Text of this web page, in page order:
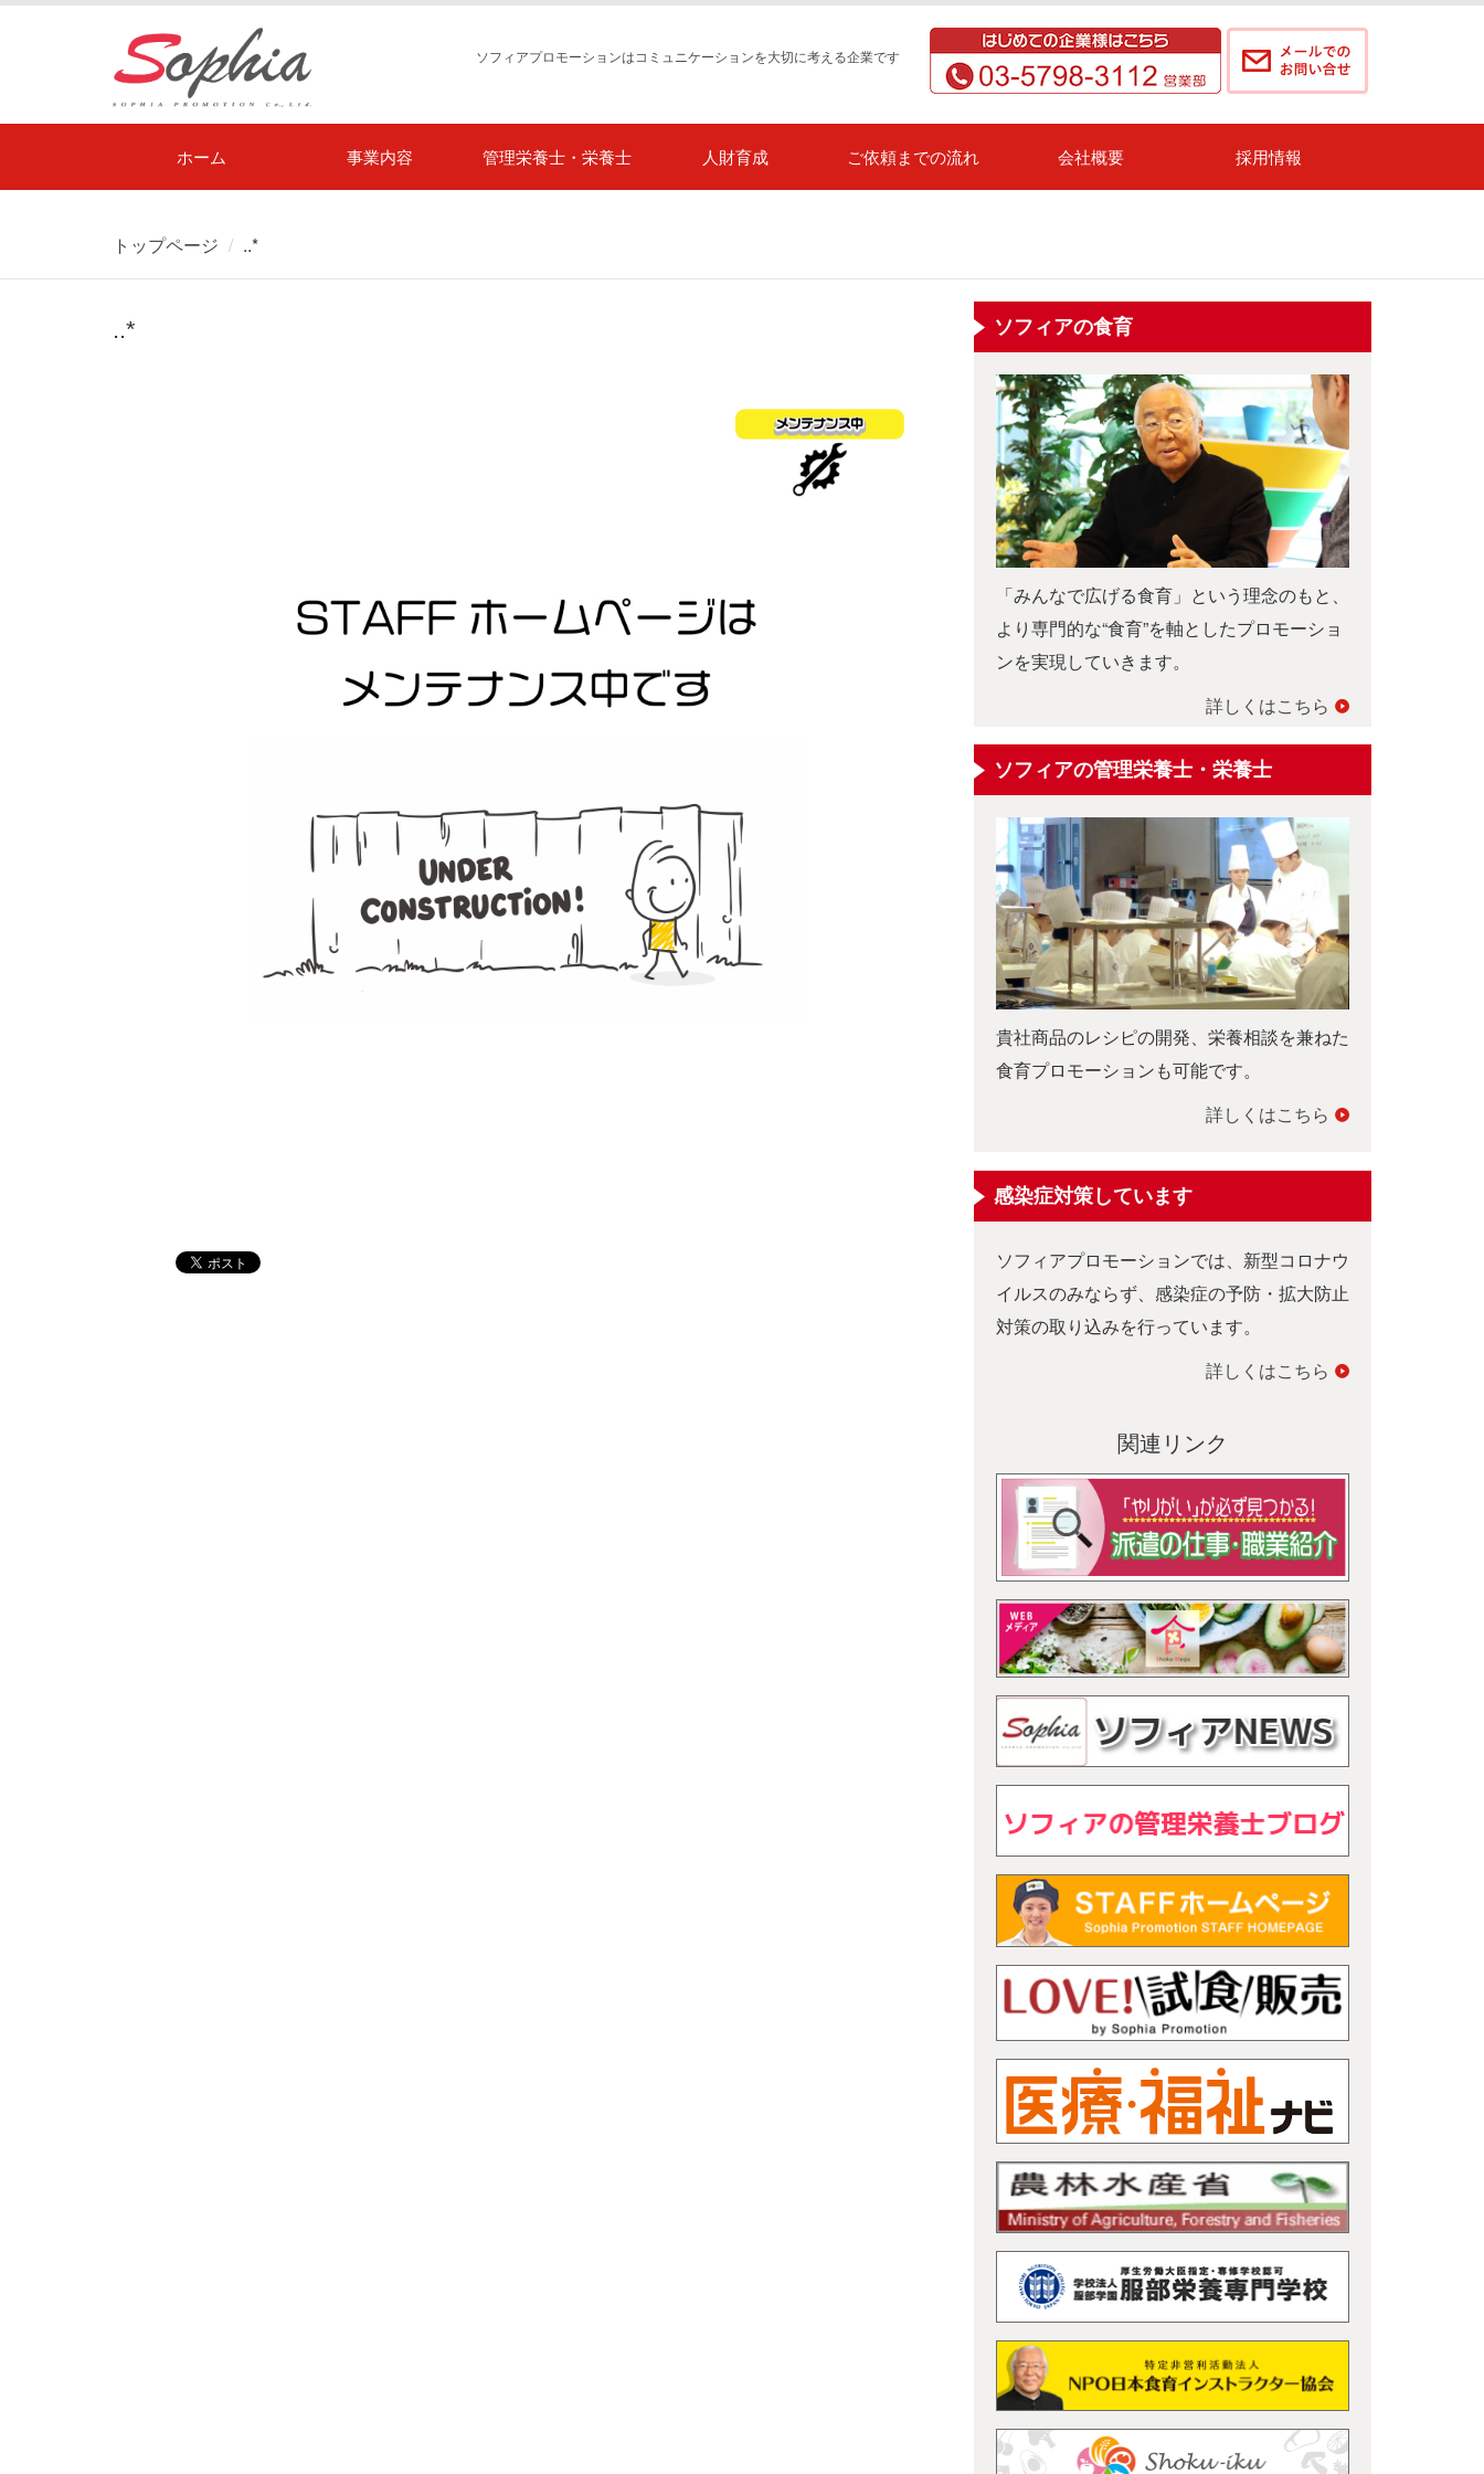
ソフィアプロモーションはコミュニケーションを大切に考える企業です
ホーム 事業内容 管理栄養士・栄養士 人財育成 ご依頼までの流れ 会社概要 採用情報
トップページ ..*
..* ソフィアの食育
「みんなで広げる食育」という理念のもと、
より専門的な“食育”を軸としたプロモーショ
ンを実現していきます。
詳しくはこちら
ソフィアの管理栄養士・栄養士
貴社商品のレシピの開発、栄養相談を兼ねた
食育プロモーションも可能です。
詳しくはこちら
感染症対策しています
ソフィアプロモーションでは、新型コロナウ
イルスのみならず、感染症の予防・拡大防止
対策の取り込みを行っています。
詳しくはこちら
関連リンク